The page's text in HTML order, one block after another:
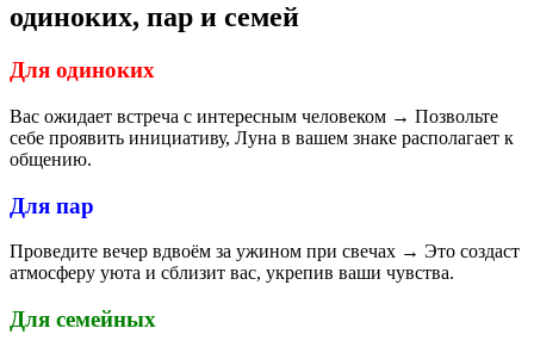
одиноких, пар и семей
Для одиноких
Вас ожидает встреча с интересным человеком → Позвольте
себе проявить инициативу, Луна в вашем знаке располагает к
общению.
Для пар
Проведите вечер вдвоём за ужином при свечах → Это создаст
атмосферу уюта и сблизит вас, укрепив ваши чувства.
Для семейных